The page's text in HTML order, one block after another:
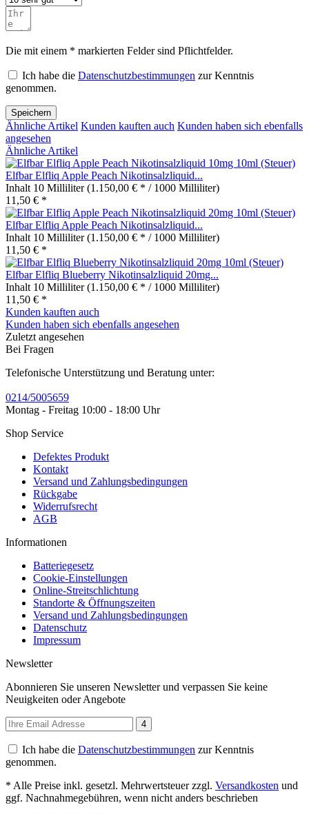
Die mit einem * markierten Felder sind Pflichtfelder.
Ich habe die Datenschutzbestimmungen zur Kenntnis
genommen.
Speichern
Ähnliche Artikel Kunden kauften auch Kunden haben sich ebenfalls
angesehen
Ähnliche Artikel
Elfbar Elfliq Apple Peach Nikotinsalzliquid...
Inhalt 10 Milliliter(1.150,00 € * / 1000 Milliliter)
11,50 € *
Elfbar Elfliq Apple Peach Nikotinsalzliquid...
Inhalt 10 Milliliter(1.150,00 € * / 1000 Milliliter)
11,50 € *
Elfbar Elfliq Blueberry Nikotinsalzliquid 20mg...
Inhalt 10 Milliliter(1.150,00 € * / 1000 Milliliter)
11,50 € *
Kunden kauften auch
Kunden haben sich ebenfalls angesehen
Zuletzt angesehen
Bei Fragen
Telefonische Unterstützung und Beratung unter:
0214/5005659
Montag - Freitag 10:00 - 18:00 Uhr
Shop Service
Defektes Produkt
Kontakt
Versand und Zahlungsbedingungen
Rückgabe
Widerrufsrecht
AGB
Informationen
Batteriegesetz
Cookie-Einstellungen
Online-Streitschlichtung
Standorte & Öffnungszeiten
Versand und Zahlungsbedingungen
Datenschutz
Impressum
Newsletter
Abonnieren Sie unseren Newsletter und verpassen Sie keine
Neuigkeiten oder Angebote
4
Ich habe die Datenschutzbestimmungen zur Kenntnis
genommen.
* Alle Preise inkl. gesetzl. Mehrwertsteuer zzgl. Versandkosten und
ggf. Nachnahmegebühren, wenn nicht anders beschrieben